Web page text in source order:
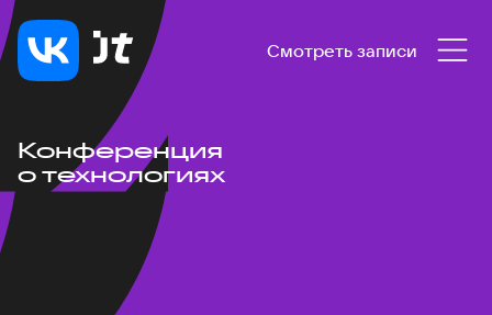
Смотреть записи
Конференция
о технологиях